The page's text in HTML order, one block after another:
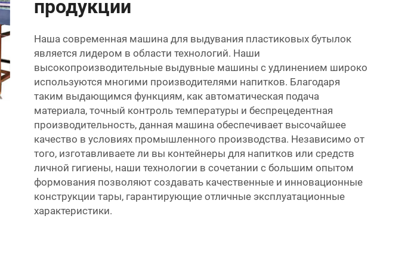
продукции
Наша современная машина для выдувания пластиковых бутылок
является лидером в области технологий. Наши
высокопроизводительные выдувные машины с удлинением широко
используются многими производителями напитков. Благодаря
таким выдающимся функциям, как автоматическая подача
материала, точный контроль температуры и беспрецедентная
производительность, данная машина обеспечивает высочайшее
качество в условиях промышленного производства. Независимо от
того, изготавливаете ли вы контейнеры для напитков или средств
личной гигиены, наши технологии в сочетании с большим опытом
формования позволяют создавать качественные и инновационные
конструкции тары, гарантирующие отличные эксплуатационные
характеристики.